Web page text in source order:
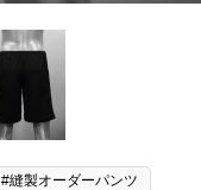
#縫製オーダーパンツ